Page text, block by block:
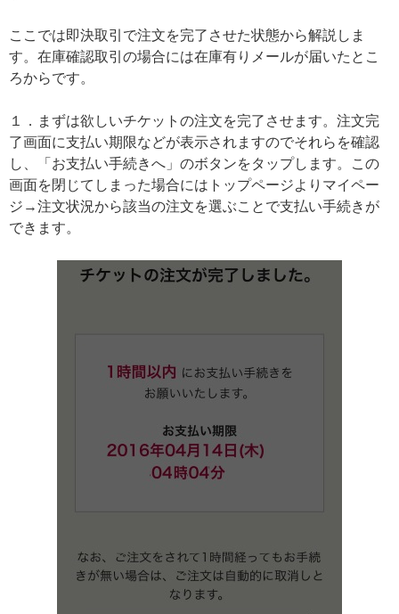
ここでは即決取引で注文を完了させた状態から解説しま
す。在庫確認取引の場合には在庫有りメールが届いたとこ
ろからです。
１．まずは欲しいチケットの注文を完了させます。注文完
了画面に支払い期限などが表示されますのでそれらを確認
し、「お支払い手続きへ」のボタンをタップします。この
画面を閉じてしまった場合にはトップページよりマイペー
ジ→注文状況から該当の注文を選ぶことで支払い手続きが
できます。